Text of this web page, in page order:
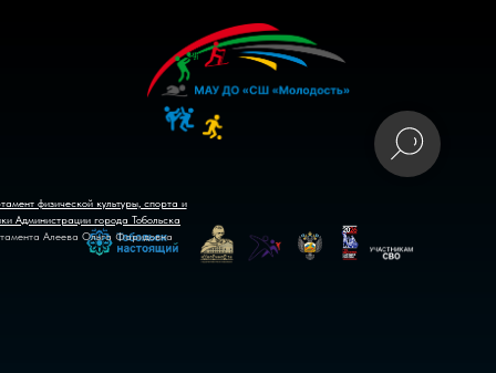
физической культуры, спорта и
Администрации города Тобольска
Алеева Ольга Фаридовна